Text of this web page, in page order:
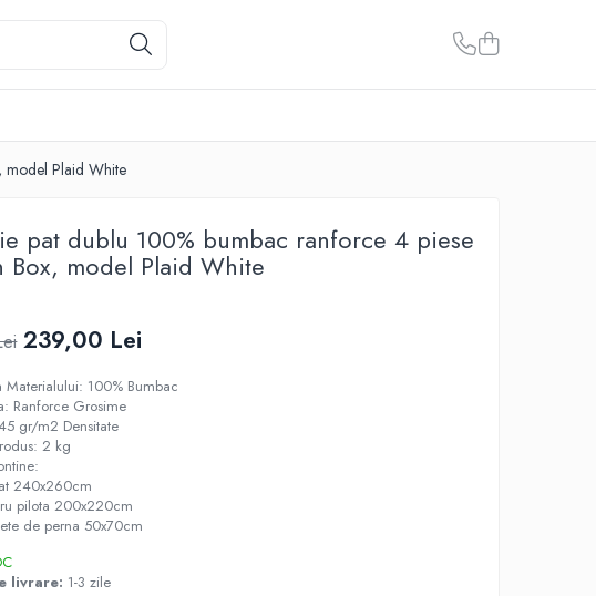
model Plaid White
pat dublu 100% bumbac ranforce 4 piese
Box, model Plaid White
239,00 Lei
Materialului: 100% Bumbac
Ranforce Grosime
gr/m2 Densitate
2 kg
240x260cm
pilota 200x220cm
de perna 50x70cm
livrare: 1-3 zile